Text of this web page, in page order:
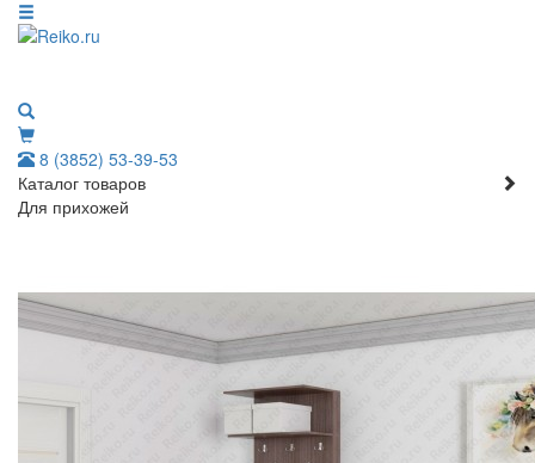
8 (3852) 53-39-53
Каталог товаров
Для прихожей